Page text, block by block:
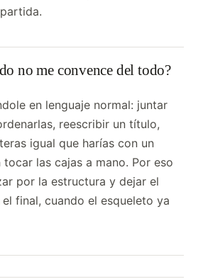
no me convence del todo?
en lenguaje normal: juntar
reescribir un título,
igual que harías con un
las cajas a mano. Por eso
por la estructura y dejar el
final, cuando el esqueleto ya